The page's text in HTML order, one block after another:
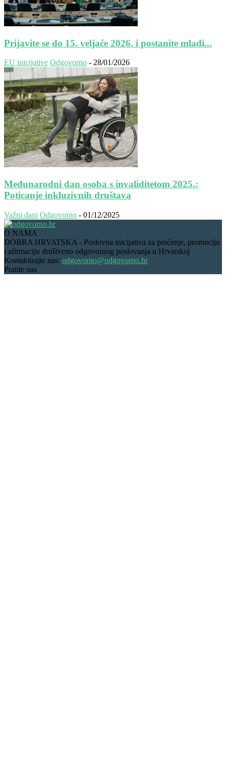
Prijavite se do 15. veljače 2026. i postanite mladi...
EU inicijative Odgovorno - 28/01/2026
Međunarodni dan osoba s invaliditetom 2025.:
Poticanje inkluzivnih društava
Važni dani Odgovorno - 01/12/2025
O NAMA
DOBRA HRVATSKA - Poslovna inicijativa za praćenje, promociju
i afirmaciju društveno odgovornog poslovanja u Hrvatskoj
Kontaktirajte nas: odgovorno@odgovorno.hr
Pratite nas